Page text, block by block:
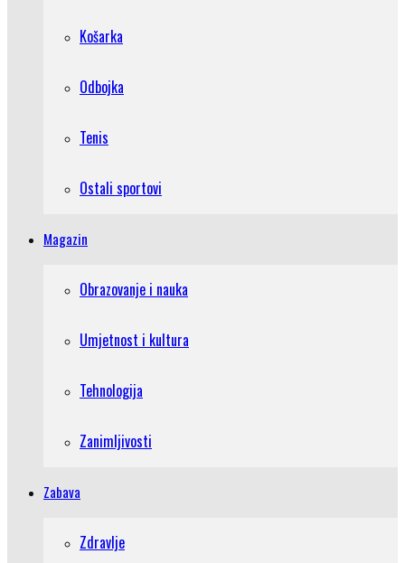
Košarka
Odbojka
Tenis
Ostali sportovi
Magazin
Obrazovanje i nauka
Umjetnost i kultura
Tehnologija
Zanimljivosti
Zabava
Zdravlje